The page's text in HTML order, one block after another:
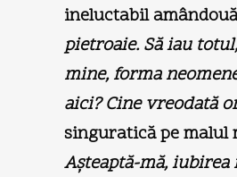
ineluctabil
pietroaie. Să iau
mine, forma
aici? Cine vreodată
singuratică pe malul
Aşteaptă-mă,